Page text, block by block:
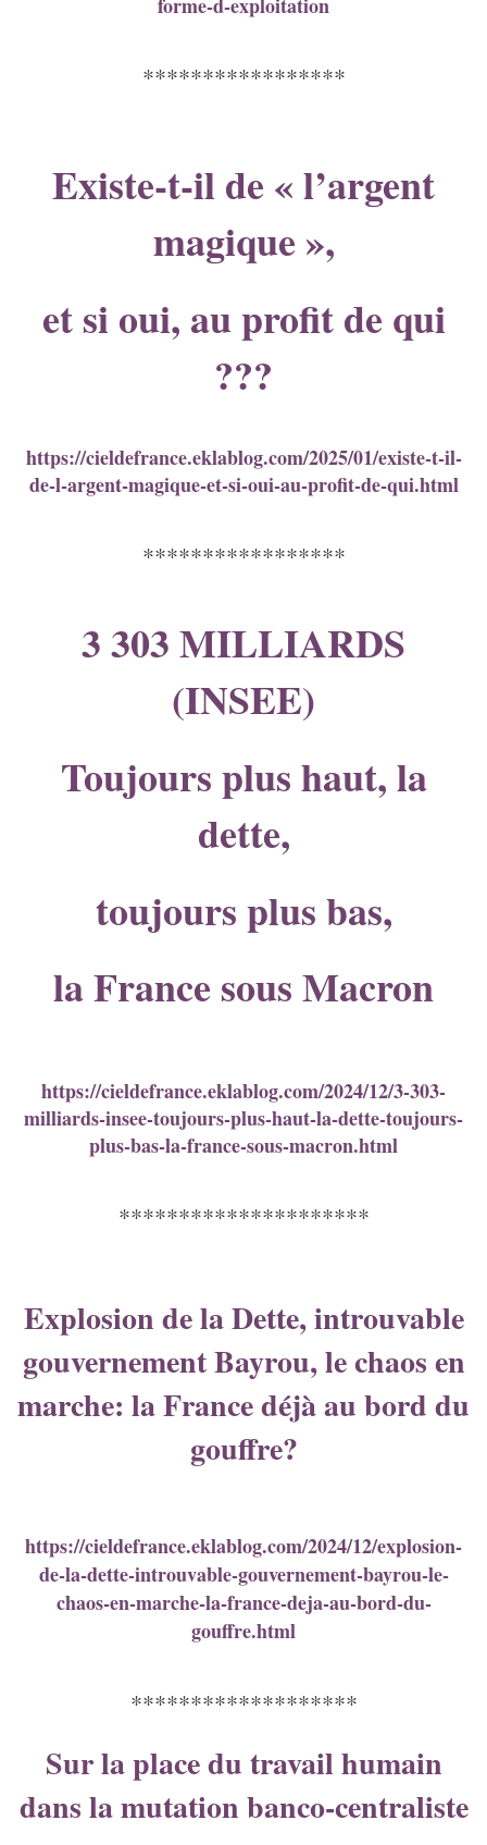
*****************
Existe-t-il de « l’argent
magique »,
et si oui, au profit de qui
???
https://cieldefrance.eklablog.com/2025/01/existe-t-il-
de-l-argent-magique-et-si-oui-au-profit-de-qui.html
*****************
3 303 MILLIARDS
(INSEE)
Toujours plus haut, la
dette,
toujours plus bas,
la France sous Macron
https://cieldefrance.eklablog.com/2024/12/3-303-
milliards-insee-toujours-plus-haut-la-dette-toujours-
plus-bas-la-france-sous-macron.html
*********************
Explosion de la Dette, introuvable
gouvernement Bayrou, le chaos en
marche: la France déjà au bord du
gouffre?
https://cieldefrance.eklablog.com/2024/12/explosion-
de-la-dette-introuvable-gouvernement-bayrou-le-
chaos-en-marche-la-france-deja-au-bord-du-
gouffre.html
*******************
Sur la place du travail humain
dans la mutation banco-centraliste